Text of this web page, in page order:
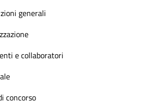
generali
e collaboratori
concorso